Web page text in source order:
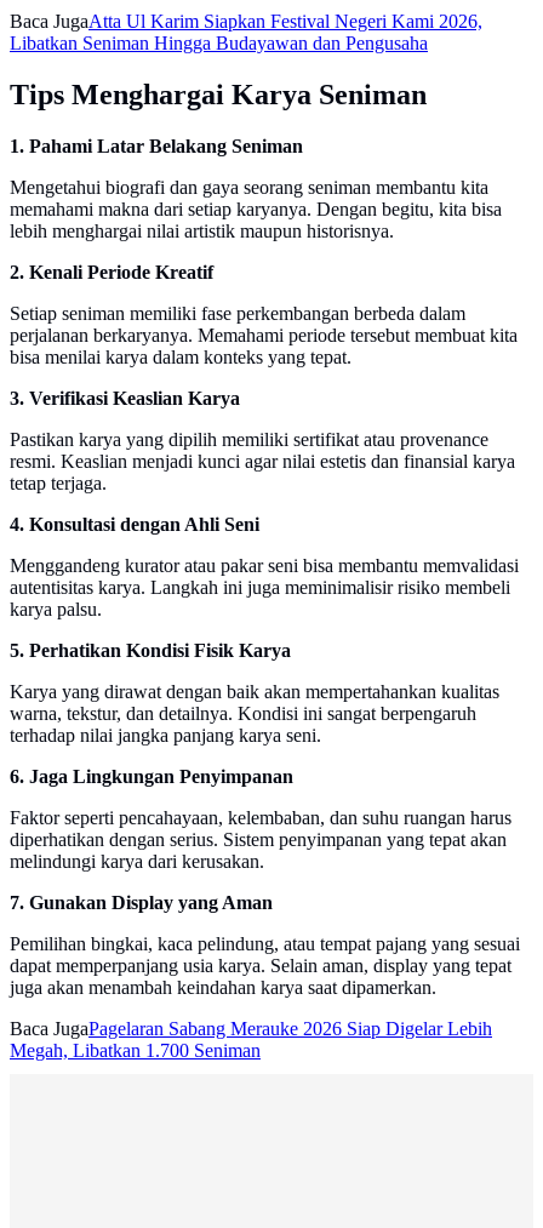
Baca JugaAtta Ul Karim Siapkan Festival Negeri Kami 2026,
Libatkan Seniman Hingga Budayawan dan Pengusaha
Tips Menghargai Karya Seniman
1. Pahami Latar Belakang Seniman
Mengetahui biografi dan gaya seorang seniman membantu kita
memahami makna dari setiap karyanya. Dengan begitu, kita bisa
lebih menghargai nilai artistik maupun historisnya.
2. Kenali Periode Kreatif
Setiap seniman memiliki fase perkembangan berbeda dalam
perjalanan berkaryanya. Memahami periode tersebut membuat kita
bisa menilai karya dalam konteks yang tepat.
3. Verifikasi Keaslian Karya
Pastikan karya yang dipilih memiliki sertifikat atau provenance
resmi. Keaslian menjadi kunci agar nilai estetis dan finansial karya
tetap terjaga.
4. Konsultasi dengan Ahli Seni
Menggandeng kurator atau pakar seni bisa membantu memvalidasi
autentisitas karya. Langkah ini juga meminimalisir risiko membeli
karya palsu.
5. Perhatikan Kondisi Fisik Karya
Karya yang dirawat dengan baik akan mempertahankan kualitas
warna, tekstur, dan detailnya. Kondisi ini sangat berpengaruh
terhadap nilai jangka panjang karya seni.
6. Jaga Lingkungan Penyimpanan
Faktor seperti pencahayaan, kelembaban, dan suhu ruangan harus
diperhatikan dengan serius. Sistem penyimpanan yang tepat akan
melindungi karya dari kerusakan.
7. Gunakan Display yang Aman
Pemilihan bingkai, kaca pelindung, atau tempat pajang yang sesuai
dapat memperpanjang usia karya. Selain aman, display yang tepat
juga akan menambah keindahan karya saat dipamerkan.
Baca JugaPagelaran Sabang Merauke 2026 Siap Digelar Lebih
Megah, Libatkan 1.700 Seniman